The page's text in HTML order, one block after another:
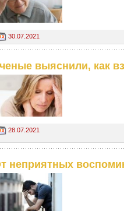
30.07.2021
выяснили, как
28.07.2021
неприятных